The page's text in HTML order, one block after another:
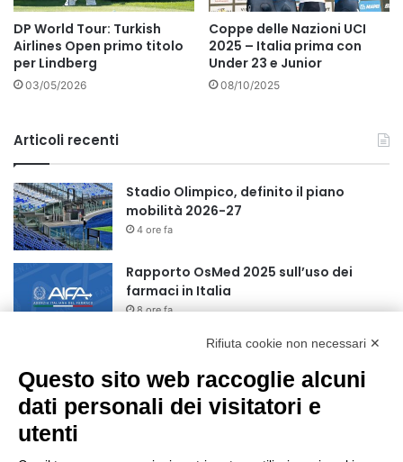
DP World Tour: Turkish
Airlines Open primo titolo
per Lindberg
03/05/2026
Coppe delle Nazioni UCI
2025 – Italia prima con
Under 23 e Junior
08/10/2025
Articoli recenti
Stadio Olimpico, definito il piano
mobilità 2026-27
4 ore fa
Rapporto OsMed 2025 sull’uso dei
farmaci in Italia
8 ore fa
Turismo, a Ferragosto previsti 662 mila
arrivi e 1,7 milioni di presenze
10 ore fa
Rifiuta cookie non necessari ✕
Questo sito web raccoglie alcuni
dati personali dei visitatori e
utenti